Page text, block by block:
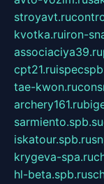
stroyavt.ru
kvotka.ruiron-
associaciya39.ru
cpt21.ru
tae-kwon.ru
archery161.ru
sarmiento.spb.su
iskatour.spb.ru
krygeva-spa.ru
hl-beta.spb.ru